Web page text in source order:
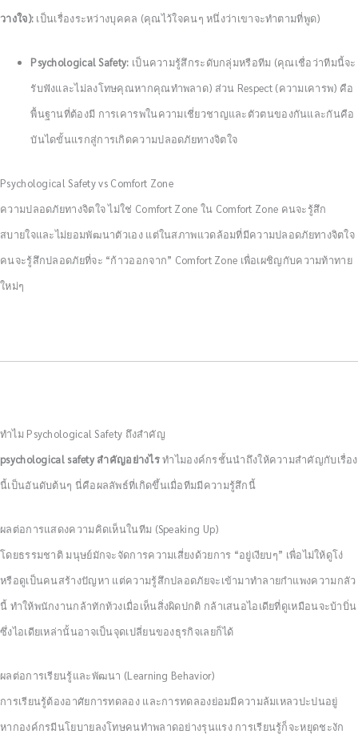
วางใจ): เป็นเรื่องระหว่างบุคคล (คุณไว้ใจคนๆ หนึ่งว่าเขาจะทำตามที่พูด)
Psychological Safety: เป็นความรู้สึกระดับกลุ่มหรือทีม (คุณเชื่อว่าทีมนี้จะ
รับฟังและไม่ลงโทษคุณหากคุณทำพลาด) ส่วน Respect (ความเคารพ) คือ
พื้นฐานที่ต้องมี การเคารพในความเชี่ยวชาญและตัวตนของกันและกันคือ
บันไดขั้นแรกสู่การเกิดความปลอดภัยทางจิตใจ
Psychological Safety vs Comfort Zone
ความปลอดภัยทางจิตใจ ไม่ใช่ Comfort Zone ใน Comfort Zone คนจะรู้สึก
สบายใจและไม่ยอมพัฒนาตัวเอง แต่ในสภาพแวดล้อมที่มีความปลอดภัยทางจิตใจ
คนจะรู้สึกปลอดภัยที่จะ “ก้าวออกจาก” Comfort Zone เพื่อเผชิญกับความท้าทาย
ใหม่ๆ
ทำไม Psychological Safety ถึงสำคัญ
psychological safety สำคัญอย่างไรทำไมองค์กรชั้นนำถึงให้ความสำคัญกับเรื่อง
นี้เป็นอันดับต้นๆ นี่คือผลลัพธ์ที่เกิดขึ้นเมื่อทีมมีความรู้สึกนี้
ผลต่อการแสดงความคิดเห็นในทีม (Speaking Up)
โดยธรรมชาติ มนุษย์มักจะจัดการความเสี่ยงด้วยการ “อยู่เงียบๆ” เพื่อไม่ให้ดูโง่
หรือดูเป็นคนสร้างปัญหา แต่ความรู้สึกปลอดภัยจะเข้ามาทำลายกำแพงความกลัว
นี้ ทำให้พนักงานกล้าทักท้วงเมื่อเห็นสิ่งผิดปกติ กล้าเสนอไอเดียที่ดูเหมือนจะบ้าบิ่น
ซึ่งไอเดียเหล่านั้นอาจเป็นจุดเปลี่ยนของธุรกิจเลยก็ได้
ผลต่อการเรียนรู้และพัฒนา (Learning Behavior)
การเรียนรู้ต้องอาศัยการทดลอง และการทดลองย่อมมีความล้มเหลวปะปนอยู่
หากองค์กรมีนโยบายลงโทษคนทำพลาดอย่างรุนแรง การเรียนรู้ก็จะหยุดชะงัก